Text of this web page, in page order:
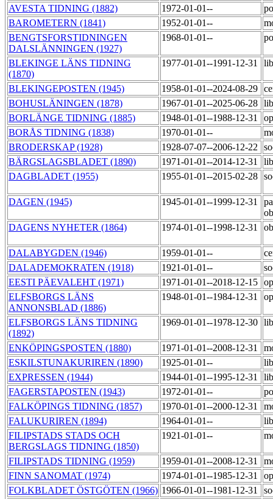
AVESTA TIDNING (1882)
1972-01-01--
BAROMETERN (1841)
1952-01-01--
BENGTSFORSTIDNINGEN
DALSLÄNNINGEN (1927)
1968-01-01--
BLEKINGE LÄNS TIDNING
(1870)
1977-01-01--1991-12-31
BLEKINGEPOSTEN (1945) 1958-01-01--2024-08-29
BOHUSLÄNINGEN (1878)
1967-01-01--2025-06-28
BORLÄNGE TIDNING (1885)
1948-01-01--1988-12-31
BORÅS TIDNING (1838)
1970-01-01--
BRODERSKAP (1928)
1928-07-07--2006-12-22
BÄRGSLAGSBLADET (1890)
1971-01-01--2014-12-31
DAGBLADET (1955)
1955-01-01--2015-02-28
DAGEN (1945) 1945-01-01--1999-12-31
DAGENS NYHETER (1864)
1974-01-01--1998-12-31
DALABYGDEN (1946) 1959-01-01--
DALADEMOKRATEN (1918)
1921-01-01--
EESTI PÄEVALEHT (1971)
1971-01-01--2018-12-15
ELFSBORGS LÄNS
ANNONSBLAD (1886)
1948-01-01--1984-12-31
ELFSBORGS LÄNS TIDNING
(1892)
1969-01-01--1978-12-30
ENKÖPINGSPOSTEN (1880) 1971-01-01--2008-12-31
ESKILSTUNAKURIREN (1890)
1925-01-01--
EXPRESSEN (1944)
1944-01-01--1995-12-31
FAGERSTAPOSTEN (1943)
1972-01-01--
FALKÖPINGS TIDNING (1857)
1970-01-01--2000-12-31
FALUKURIREN (1894)
1964-01-01--
FILIPSTADS STADS OCH
BERGSLAGS TIDNING (1850)
1921-01-01--
FILIPSTADS TIDNING (1959) 1959-01-01--2008-12-31
FINN SANOMAT (1974)
1974-01-01--1985-12-31
FOLKBLADET ÖSTGÖTEN (1966) 1966-01-01--1981-12-31